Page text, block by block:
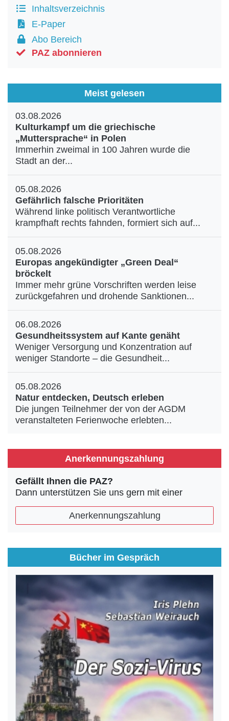
Inhaltsverzeichnis
E-Paper
Abo Bereich
PAZ abonnieren
Meist gelesen
03.08.2026
Kulturkampf um die griechische
„Muttersprache“ in Polen
Immerhin zweimal in 100 Jahren wurde die
Stadt an der...
05.08.2026
Gefährlich falsche Prioritäten
Während linke politisch Verantwortliche
krampfhaft rechts fahnden, formiert sich auf...
05.08.2026
Europas angekündigter „Green Deal“
bröckelt
Immer mehr grüne Vorschriften werden leise
zurückgefahren und drohende Sanktionen...
06.08.2026
Gesundheitssystem auf Kante genäht
Weniger Versorgung und Konzentration auf
weniger Standorte – die Gesundheit...
05.08.2026
Natur entdecken, Deutsch erleben
Die jungen Teilnehmer der von der AGDM
veranstalteten Ferienwoche erlebten...
Anerkennungszahlung
Gefällt Ihnen die PAZ?
Dann unterstützen Sie uns gern mit einer
Anerkennungszahlung
Bücher im Gespräch